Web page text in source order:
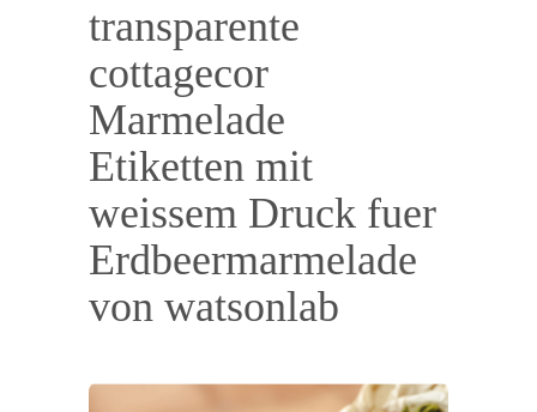
transparente
cottagecor
Marmelade
Etiketten mit
weissem Druck fuer
Erdbeermarmelade
von watsonlab